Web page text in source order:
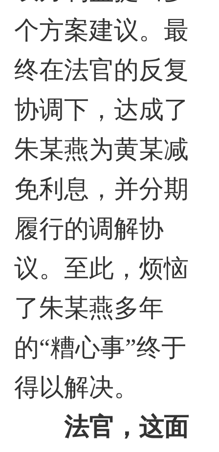
个方案建议。最
终在法官的反复
协调下，达成了
朱某燕为黄某减
免利息，并分期
履行的调解协
议。至此，烦恼
了朱某燕多年
的“糟心事”终于
得以解决。
法官，这面